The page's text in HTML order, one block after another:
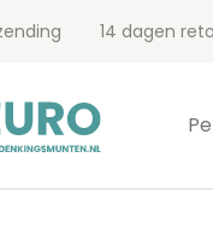
14 dagen